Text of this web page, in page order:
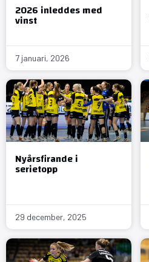
2026 inleddes med
vinst
7 januari, 2026
Nyårsfirande i
serietopp
29 december, 2025